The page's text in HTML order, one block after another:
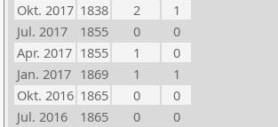
Okt. 2017 1838 2
1
Jul. 2017
1855 0
0
Apr. 2017 1855 1
0
Jan. 2017 1869 1
1
Okt. 2016 1865 0
0
Jul. 2016
1865 0
0